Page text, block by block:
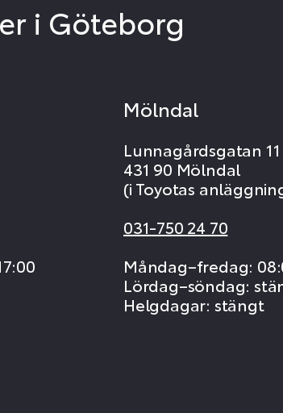
i Göteborg
Mölndal
Lunnagårdsgatan 11
431 90 Mölndal
(i Toyotas
031-750 24 70
Måndag–fredag:
Lördag–söndag:
Helgdagar: stängt